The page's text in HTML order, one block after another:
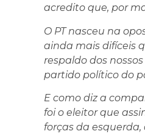
acredito que, por
O PT nasceu na
ainda mais difíceis
respaldo dos
partido político do
E como diz a
foi o eleitor que
forças da